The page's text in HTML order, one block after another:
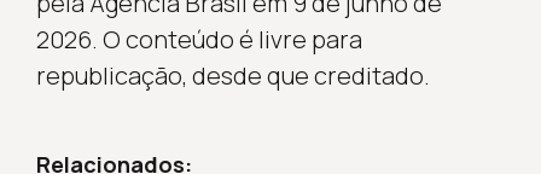
2026. O conteúdo é livre para
republicação, desde que creditado.
Relacionados: